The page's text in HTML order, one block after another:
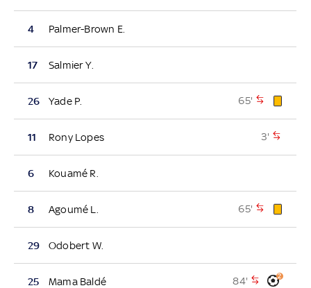
4 Palmer-Brown E.
17 Salmier Y.
26 Yade P. 65'
11 Rony Lopes 3'
6 Kouamé R.
8 Agoumé L. 65'
29 Odobert W.
25 Mama Baldé 84' 2